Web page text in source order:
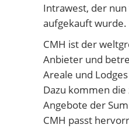
Intrawest, der nun
aufgekauft wurde.
CMH ist der
Anbieter und
Areale und
Dazu kommen
Angebote der
CMH passt